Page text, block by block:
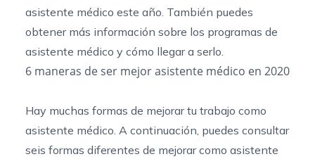
asistente médico este año. También puedes
obtener más información sobre los programas de
asistente médico y cómo llegar a serlo.
6 maneras de ser mejor asistente médico en 2020
Hay muchas formas de mejorar tu trabajo como
asistente médico. A continuación, puedes consultar
seis formas diferentes de mejorar como asistente